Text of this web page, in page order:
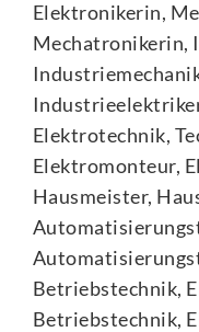
Elektronikerin,
Mechatronikerin,
Elektrotechnik,
Elektromonteur,
Hausmeister,
Betriebstechnik,
Betriebstechnik,